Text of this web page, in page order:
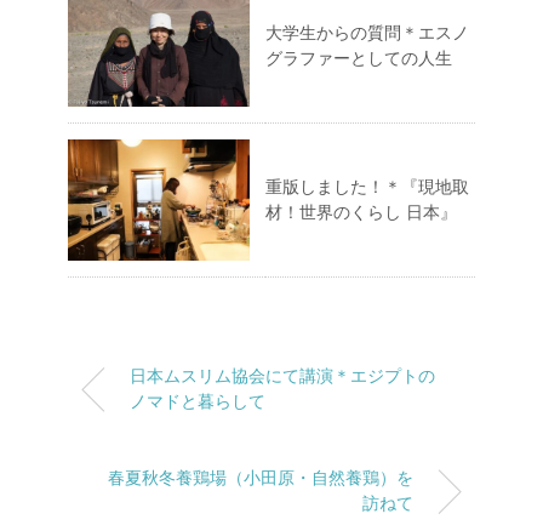
大学生からの質問＊エスノ
グラファーとしての人生
重版しました！＊『現地取
材！世界のくらし 日本』
日本ムスリム協会にて講演＊エジプトの
ノマドと暮らして
春夏秋冬養鶏場（小田原・自然養鶏）を
訪ねて